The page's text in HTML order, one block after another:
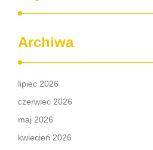
Archiwa
lipiec 2026
czerwiec 2026
maj 2026
kwiecień 2026